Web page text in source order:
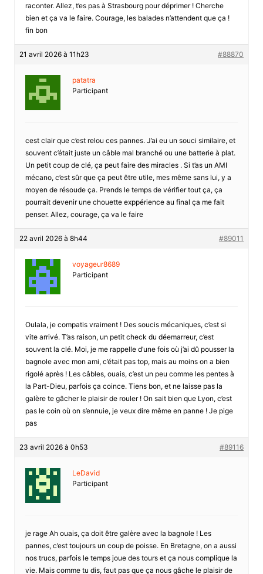
raconter. Allez, t’es pas à Strasbourg pour déprimer ! Cherche
bien et ça va le faire. Courage, les balades n’attendent que ça !
fin bon
21 avril 2026 à 11h23 #88870
patatra
Participant
cest clair que c’est relou ces pannes. J’ai eu un souci similaire, et
souvent c’était juste un câble mal branché ou une batterie à plat.
Un petit coup de clé, ça peut faire des miracles . Si t’as un AMI
mécano, c’est sûr que ça peut être utile, mes même sans lui, y a
moyen de résoude ça. Prends le temps de vérifier tout ça, ça
pourrait devenir une chouette exppérience au final ça me fait
penser. Allez, courage, ça va le faire
22 avril 2026 à 8h44 #89011
voyageur8689
Participant
Oulala, je compatis vraiment ! Des soucis mécaniques, c’est si
vite arrivé. T’as raison, un petit check du déemarreur, c’est
souvent la clé. Moi, je me rappelle d’une fois où j’ai dû pousser la
bagnole avec mon ami, c’était pas top, mais au moins on a bien
rigolé après ! Les câbles, ouais, c’est un peu comme les pentes à
la Part-Dieu, parfois ça coince. Tiens bon, et ne laisse pas la
galère te gâcher le plaisir de rouler ! On sait bien que Lyon, c’est
pas le coin où on s’ennuie, je veux dire même en panne ! Je pige
pas
23 avril 2026 à 0h53 #89116
LeDavid
Participant
je rage Ah ouais, ça doit être galère avec la bagnole ! Les
pannes, c’est toujours un coup de poisse. En Bretagne, on a aussi
nos trucs, parfois le temps joue des tours et ça nous complique la
vie. Mais comme tu dis, faut pas que ça nous gâche le plaisir de